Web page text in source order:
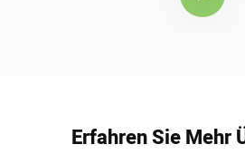
Erfahren Sie Mehr